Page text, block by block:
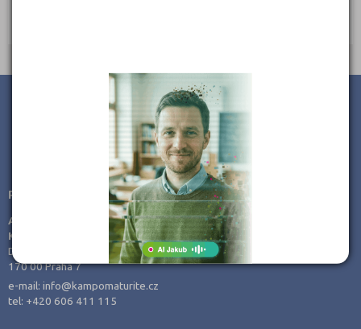
JSME TAM, KDE JSTE VY
Poradenství v přípravě ke studiu
AMOS -
KamPoMaturite.cz, s.r.o.
Dukelských hrdinů 21
170 00 Praha 7
e-mail:info@kampomaturite.cz
tel: +420 606 411 115